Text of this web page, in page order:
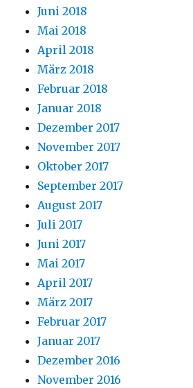
Juni 2018
Mai 2018
April 2018
März 2018
Februar 2018
Januar 2018
Dezember 2017
November 2017
Oktober 2017
September 2017
August 2017
Juli 2017
Juni 2017
Mai 2017
April 2017
März 2017
Februar 2017
Januar 2017
Dezember 2016
November 2016